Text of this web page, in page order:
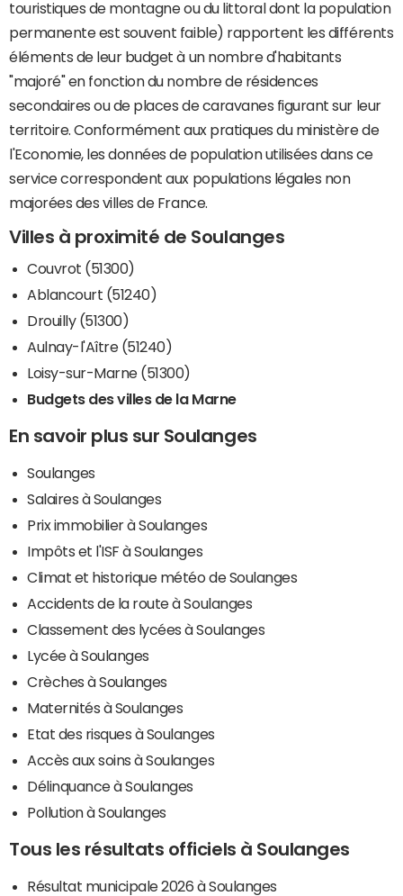
touristiques de montagne ou du littoral dont la population
permanente est souvent faible) rapportent les différents
éléments de leur budget à un nombre d'habitants
"majoré" en fonction du nombre de résidences
secondaires ou de places de caravanes figurant sur leur
territoire. Conformément aux pratiques du ministère de
l'Economie, les données de population utilisées dans ce
service correspondent aux populations légales non
majorées des villes de France.
Villes à proximité de Soulanges
Couvrot (51300)
Ablancourt (51240)
Drouilly (51300)
Aulnay-l'Aître (51240)
Loisy-sur-Marne (51300)
Budgets des villes de la Marne
En savoir plus sur Soulanges
Soulanges
Salaires à Soulanges
Prix immobilier à Soulanges
Impôts et l'ISF à Soulanges
Climat et historique météo de Soulanges
Accidents de la route à Soulanges
Classement des lycées à Soulanges
Lycée à Soulanges
Crèches à Soulanges
Maternités à Soulanges
Etat des risques à Soulanges
Accès aux soins à Soulanges
Délinquance à Soulanges
Pollution à Soulanges
Tous les résultats officiels à Soulanges
Résultat municipale 2026 à Soulanges